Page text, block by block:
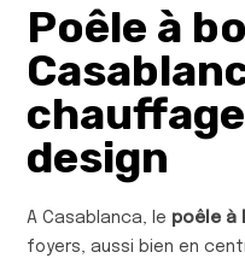
Poêle à
design
A Casablanca, le poêle à
foyers, aussi bien en